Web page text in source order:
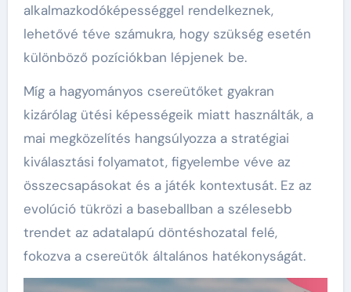
alkalmazkodóképességgel rendelkeznek,
lehetővé téve számukra, hogy szükség esetén
különböző pozíciókban lépjenek be.
Míg a hagyományos csereütőket gyakran
kizárólag ütési képességeik miatt használták, a
mai megközelítés hangsúlyozza a stratégiai
kiválasztási folyamatot, figyelembe véve az
összecsapásokat és a játék kontextusát. Ez az
evolúció tükrözi a baseballban a szélesebb
trendet az adatalapú döntéshozatal felé,
fokozva a csereütők általános hatékonyságát.